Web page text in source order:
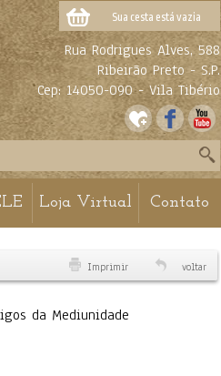
Sua cesta está vazia
Rua Rodrigues Alves, 588
Ribeirão Preto - S.P.
Cep: 14050-090 - Vila Tibério
Loja Virtual Contato
Imprimir voltar
da Mediunidade